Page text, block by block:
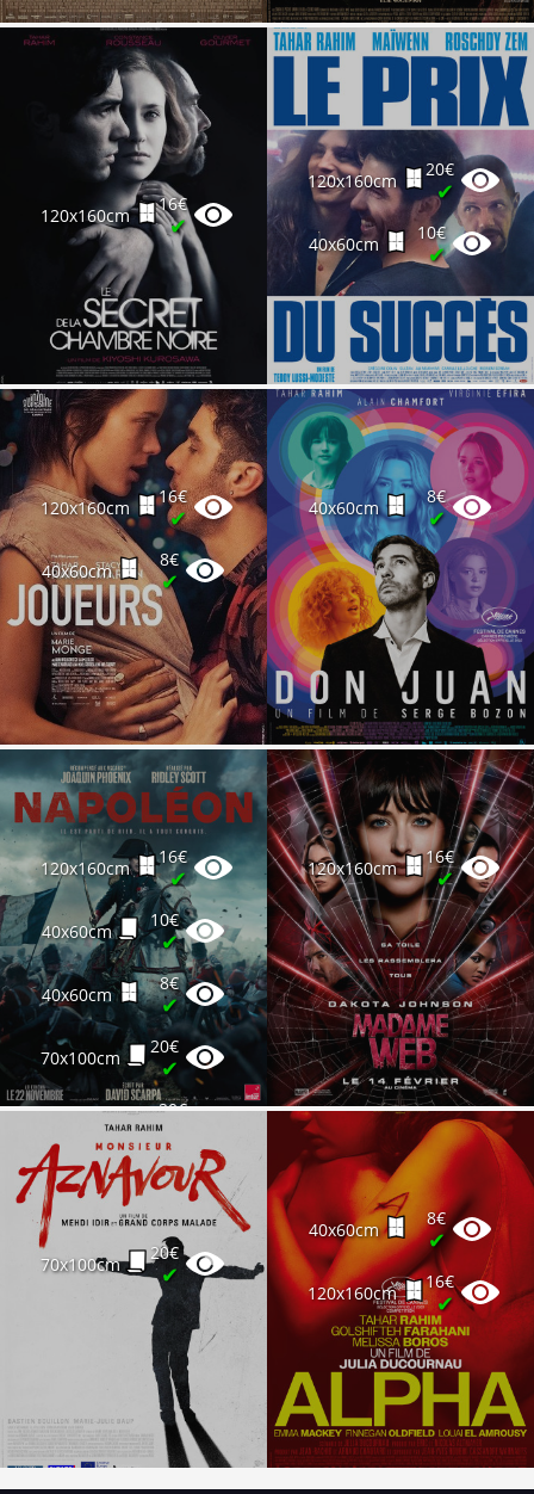
120x160cm
16€
✔
120x160cm
20€
✔
40x60cm
10€
✔
120x160cm
16€
✔
40x60cm
8€
✔
40x60cm
8€
✔
120x160cm
16€
✔
40x60cm
10€
✔
40x60cm
8€
✔
70x100cm
20€
✔
120x160cm
20€
120x160cm
16€
✔
70x100cm
20€
✔
40x60cm
8€
✔
120x160cm
16€
✔